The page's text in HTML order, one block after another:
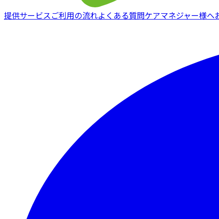
提供サービスご利用の流れよくある質問ケアマネジャー様へ